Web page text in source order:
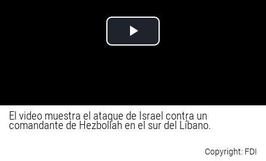
El video muestra el ataque de Israel contra un
comandante de Hezbollah en el sur del Líbano.
FDI